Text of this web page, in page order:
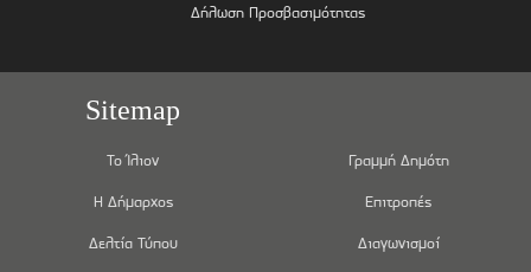
Δήλωση Προσβασιμότητας
Sitemap
Το Ίλιον
Η Δήμαρχος
Δελτία Τύπου
Γραμμή Δημότη
Επιτροπές
Διαγωνισμοί